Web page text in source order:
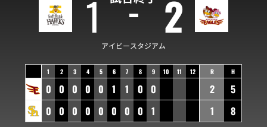
1 2
アイビースタジアム
1 2 3 4 5 6 7 8 9 10 11 12
0 0 0 0 0 1 1 0 0
0 0 0 0 0 0 0 0 1
R H
2
5
1
8